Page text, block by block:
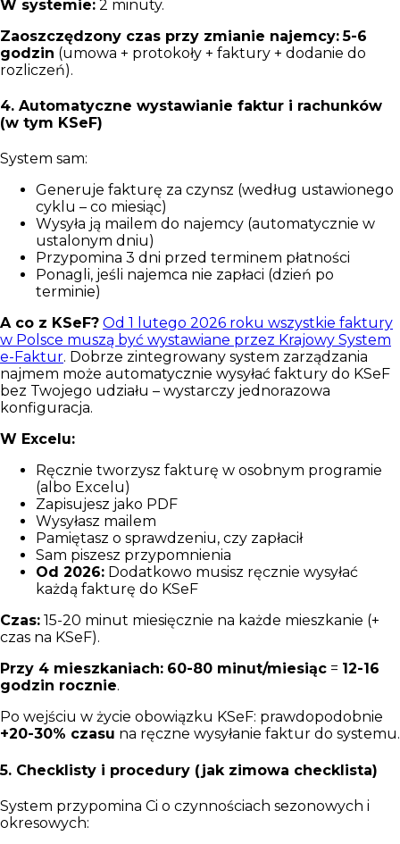
W systemie: 2 minuty.
Zaoszczędzony czas przy zmianie najemcy: 5-6
godzin (umowa + protokoły + faktury + dodanie do
rozliczeń).
4. Automatyczne wystawianie faktur i rachunków
(w tym KSeF)
System sam:
Generuje fakturę za czynsz (według ustawionego
cyklu – co miesiąc)
Wysyła ją mailem do najemcy (automatycznie w
ustalonym dniu)
Przypomina 3 dni przed terminem płatności
Ponagli, jeśli najemca nie zapłaci (dzień po
terminie)
A co z KSeF? Od 1 lutego 2026 roku wszystkie faktury
w Polsce muszą być wystawiane przez Krajowy System
e-Faktur. Dobrze zintegrowany system zarządzania
najmem może automatycznie wysyłać faktury do KSeF
bez Twojego udziału – wystarczy jednorazowa
konfiguracja.
W Excelu:
Ręcznie tworzysz fakturę w osobnym programie
(albo Excelu)
Zapisujesz jako PDF
Wysyłasz mailem
Pamiętasz o sprawdzeniu, czy zapłacił
Sam piszesz przypomnienia
Od 2026: Dodatkowo musisz ręcznie wysyłać
każdą fakturę do KSeF
Czas: 15-20 minut miesięcznie na każde mieszkanie (+
czas na KSeF).
Przy 4 mieszkaniach: 60-80 minut/miesiąc = 12-16
godzin rocznie.
Po wejściu w życie obowiązku KSeF: prawdopodobnie
+20-30% czasu na ręczne wysyłanie faktur do systemu.
5. Checklisty i procedury (jak zimowa checklista)
System przypomina Ci o czynnościach sezonowych i
okresowych: